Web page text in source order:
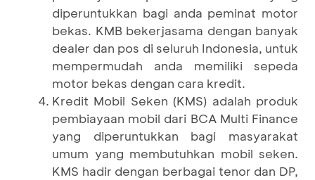
diperuntukkan bagi anda peminat motor
bekas. KMB bekerjasama dengan banyak
dealer dan pos di seluruh Indonesia, untuk
mempermudah anda memiliki sepeda
motor bekas dengan cara kredit.
Kredit Mobil Seken (KMS) adalah produk
pembiayaan mobil dari BCA Multi Finance
yang diperuntukkan bagi masyarakat
umum yang membutuhkan mobil seken.
KMS hadir dengan berbagai tenor dan DP,